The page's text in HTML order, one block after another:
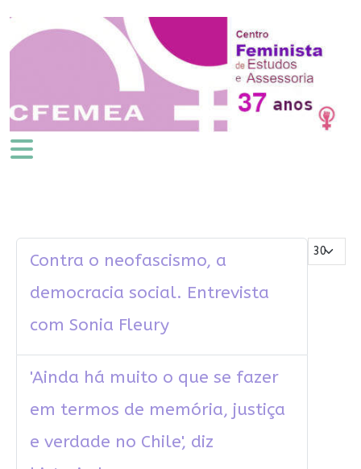
Mostrar #
Contra o neofascismo, a
democracia social. Entrevista
com Sonia Fleury
'Ainda há muito o que se fazer
em termos de memória, justiça
e verdade no Chile', diz